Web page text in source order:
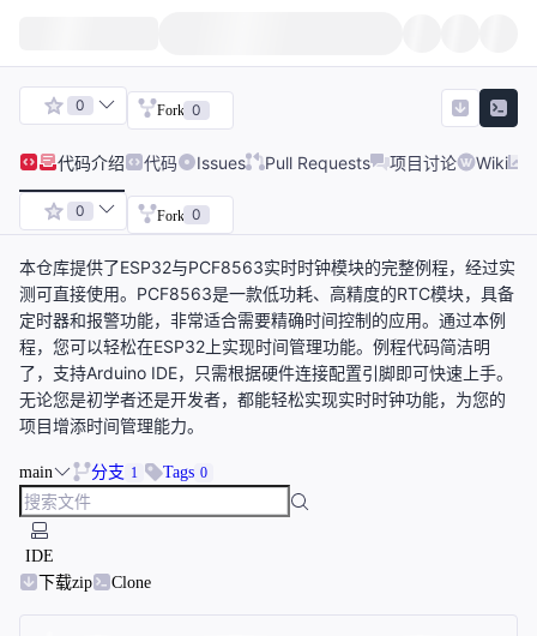
0 Fork 0
代码介绍 代码 Issues Pull Requests 项目讨论 Wiki
0 Fork 0
本仓库提供了ESP32与PCF8563实时时钟模块的完整例程，经过实
测可直接使用。PCF8563是一款低功耗、高精度的RTC模块，具备
定时器和报警功能，非常适合需要精确时间控制的应用。通过本例
程，您可以轻松在ESP32上实现时间管理功能。例程代码简洁明
了，支持Arduino IDE，只需根据硬件连接配置引脚即可快速上手。
无论您是初学者还是开发者，都能轻松实现实时时钟功能，为您的
项目增添时间管理能力。
main 分支 1 Tags 0
IDE
下载zip
Clone